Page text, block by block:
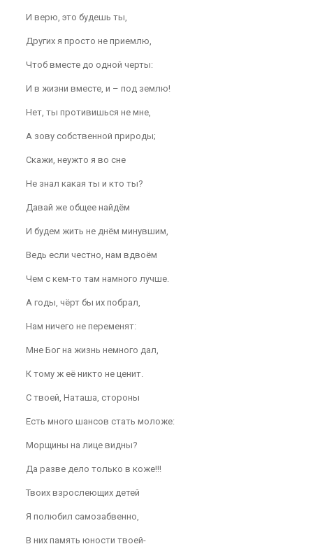
И верю, это будешь ты,
Других я просто не приемлю,
Чтоб вместе до одной черты:
И в жизни вместе, и – под землю!
Нет, ты противишься не мне,
А зову собственной природы;
Скажи, неужто я во сне
Не знал какая ты и кто ты?
Давай же общее найдём
И будем жить не днём минувшим,
Ведь если честно, нам вдвоём
Чем с кем-то там намного лучше.
А годы, чёрт бы их побрал,
Нам ничего не переменят:
Мне Бог на жизнь немного дал,
К тому ж её никто не ценит.
С твоей, Наташа, стороны
Есть много шансов стать моложе:
Морщины на лице видны?
Да разве дело только в коже!!!
Твоих взрослеющих детей
Я полюбил самозабвенно,
В них память юности твоей-